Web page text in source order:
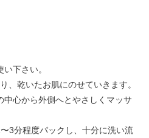
下さい。
、乾いたお肌にのせていきます。
中心から外側へとやさしくマッサ
3分程度パックし、十分に洗い流